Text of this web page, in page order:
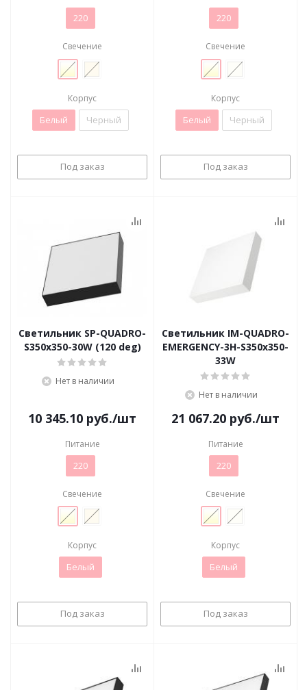
220
Свечение
Корпус
Белый Черный
Под заказ
220
Свечение
Корпус
Белый Черный
Под заказ
Светильник SP-QUADRO-
S350x350-30W (120 deg)
Нет в наличии
10 345.10 руб./шт
Питание
220
Свечение
Корпус
Белый
Под заказ
Светильник IM-QUADRO-
EMERGENCY-3H-S350x350-
33W
Нет в наличии
21 067.20 руб./шт
Питание
220
Свечение
Корпус
Белый
Под заказ